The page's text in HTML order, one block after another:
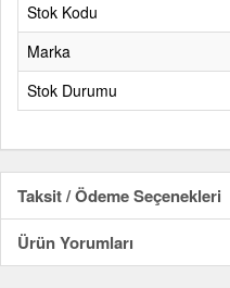
Stok Kodu
Marka
Stok Durumu
Taksit / Ödeme Seçenekleri
Ürün Yorumları